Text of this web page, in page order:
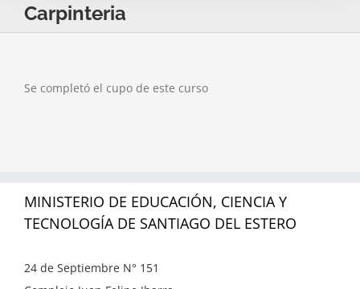
Carpinteria
Se completó el cupo de este curso
MINISTERIO DE EDUCACIÓN, CIENCIA Y
TECNOLOGÍA DE SANTIAGO DEL ESTERO
24 de Septiembre N° 151